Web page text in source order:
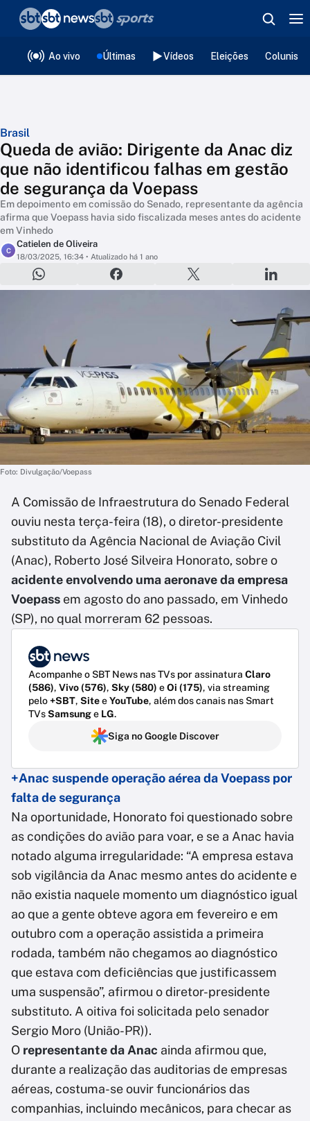
Ao vivo Últimas Vídeos Eleições
Brasil
Queda de avião: Dirigente da Anac diz
que não identificou falhas em gestão
de segurança da Voepass
Em depoimento em comissão do Senado, representante da agência
afirma que Voepass havia sido fiscalizada meses antes do acidente
em Vinhedo
C
Catielen de Oliveira
18/03/2025, 16:34 • Atualizado há 1 ano
Foto: Divulgação/Voepass
A Comissão de Infraestrutura do Senado Federal
ouviu nesta terça-feira (18), o diretor-presidente
substituto da Agência Nacional de Aviação Civil
(Anac), Roberto José Silveira Honorato, sobre o
acidente envolvendo uma aeronave da empresa
Voepass em agosto do ano passado, em Vinhedo
(SP), no qual morreram 62 pessoas.
Acompanhe o SBT News nas TVs por assinatura Claro
(586), Vivo (576), Sky (580) eOi (175), via streaming
pelo+SBT, SiteeYouTube, além dos canais nas Smart
TVsSamsunge LG.
Siga no Google Discover
+Anac suspende operação aérea da Voepass por
falta de segurança
Na oportunidade, Honorato foi questionado sobre
as condições do avião para voar, e se a Anac havia
notado alguma irregularidade: “A empresa estava
sob vigilância da Anac mesmo antes do acidente e
não existia naquele momento um diagnóstico igual
ao que a gente obteve agora em fevereiro e em
outubro com a operação assistida a primeira
rodada, também não chegamos ao diagnóstico
que estava com deficiências que justificassem
uma suspensão”, afirmou o diretor-presidente
substituto. A oitiva foi solicitada pelo senador
Sergio Moro (União-PR)).
O representante da Anac ainda afirmou que,
durante a realização das auditorias de empresas
aéreas, costuma-se ouvir funcionários das
companhias, incluindo mecânicos, para checar as
❮voltar
Editorias